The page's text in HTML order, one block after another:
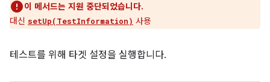
이 메서드는 지원 중단되었습니다.
대신 setUp(TestInformation) 사용
테스트를 위해 타겟 설정을 실행합니다.